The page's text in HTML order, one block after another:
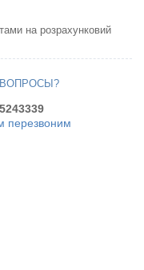
на розрахунковий
перезвоним